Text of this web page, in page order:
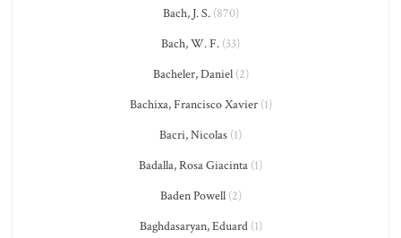
Bach, J. S.(870)
Bach, W. F. (33)
Bacheler, Daniel(2)
Bachixa, Francisco Xavier(1)
Bacri, Nicolas (1)
Badalla, Rosa Giacinta (1)
Baden Powell(2)
Baghdasaryan, Eduard(1)